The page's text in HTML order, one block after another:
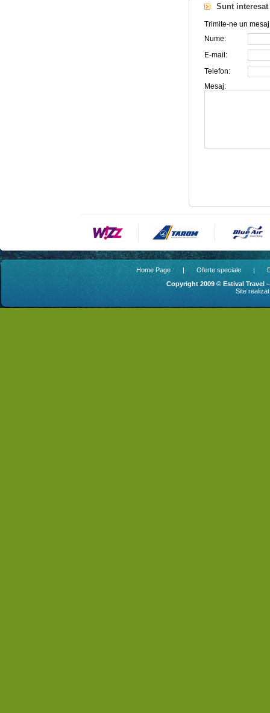
Sunt interesat
Trimite-ne un
Nume:
E-mail:
Telefon:
Mesaj:
Home Page | Oferte speciale |
Copyright 2009 © Estival Travel
Site